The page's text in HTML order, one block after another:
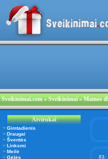
Sveikinimai.com» Sveikinimai » Mamos
Atvirukai
Gimtadienis
Draugai
Šventės
Linksmi
Meilė
Gėlės
83.